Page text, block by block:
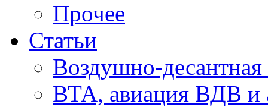
Прочее
Статьи
Воздушно-десантная
ВТА, авиация ВДВ и